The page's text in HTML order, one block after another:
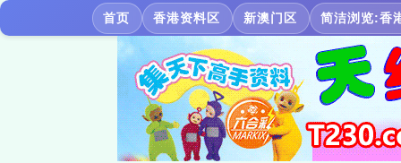
首页 香港资料区 新澳门区 简洁浏览:香